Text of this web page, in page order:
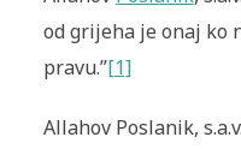
od grijeha je onaj ko
pravu.”[1]
Allahov Poslanik,